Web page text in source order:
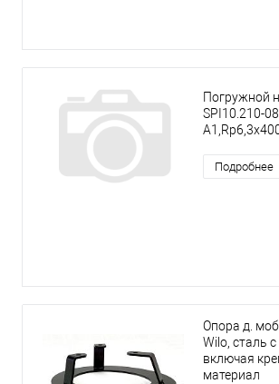
Погружной
SPI10.210-
Подробнее
Опора д.
Wilo, сталь
включая
материал